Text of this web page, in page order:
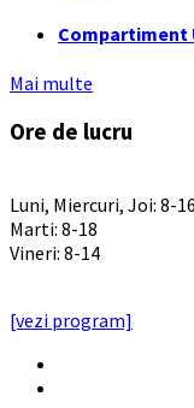
Compartiment
Mai multe
Ore de lucru
Luni, Miercuri, Joi: 8-16
Marti: 8-18
Vineri: 8-14
[vezi program]